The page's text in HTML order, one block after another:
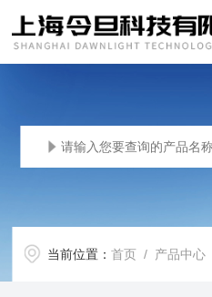
当前位置：首页 / 产品中心